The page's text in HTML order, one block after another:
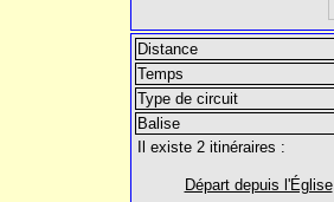
Distance
Temps
Type de circuit
Balise
Il existe 2 itinéraires :
Départ depuis l'Église